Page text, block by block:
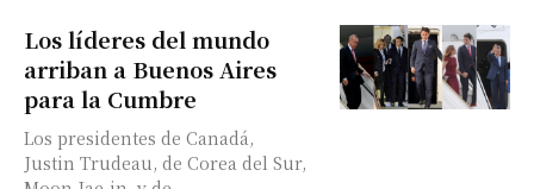
Los líderes del mundo
arriban a Buenos Aires
para la Cumbre
Los presidentes de Canadá,
Justin Trudeau, de Corea del Sur,